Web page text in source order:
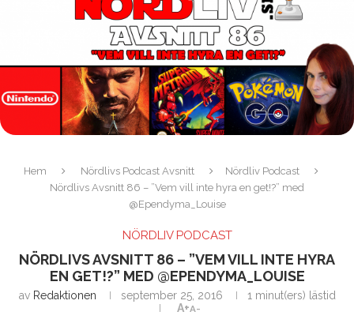
Hem Nördlivs Podcast Avsnitt
Nördliv Podcast
Nördlivs Avsnitt 86 – ”Vem vill inte hyra en get!?” med
@Ependyma_Louise
NÖRDLIV PODCAST
NÖRDLIVS AVSNITT 86 – ”VEM VILL INTE HYRA
EN GET!?” MED @EPENDYMA_LOUISE
av Redaktionen september 25, 2016
1 minut(ers) lästid
A+A-